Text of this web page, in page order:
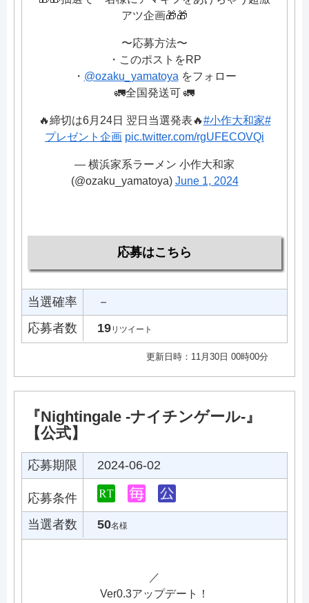
アツ企画🎁🎁
〜応募方法〜
・このポストをRP
・ @ozaku_yamatoya をフォロー
🚛全国発送可 🚛
🔥締切は6月24日 翌日当選発表🔥#小作大和家#
プレゼント企画 pic.twitter.com/rgUFECOVQi
— 横浜家系ラーメン 小作大和家
(@ozaku_yamatoya) June 1, 2024
応募はこちら
当選確率
－
応募者数
19リツイート
更新日時：11月30日 00時00分
『Nightingale -ナイチンゲール-』
【公式】
応募期限 2024-06-02
応募条件
当選者数
50名様
／
Ver0.3アップデート！